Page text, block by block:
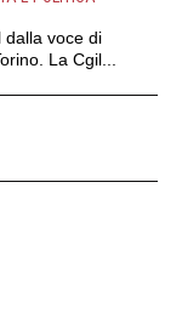
dalla voce di
La Cgil...